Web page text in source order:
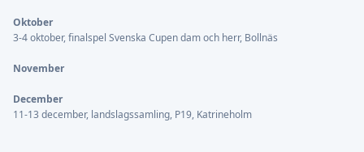
Oktober
3-4 oktober, finalspel Svenska Cupen dam och herr, Bollnäs
November
December
11-13 december, landslagssamling, P19, Katrineholm